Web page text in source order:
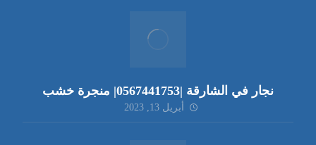
نجار في الشارقة |0567441753| منجرة خشب
أبريل 13, 2023